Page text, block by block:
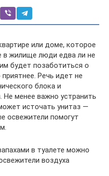
или доме, которое
жилище люди едва ли не
будет позаботиться о
Речь идет не
блока и
Не менее важно устранить
источать унитаз —
освежители помогут
в туалете можно
воздуха